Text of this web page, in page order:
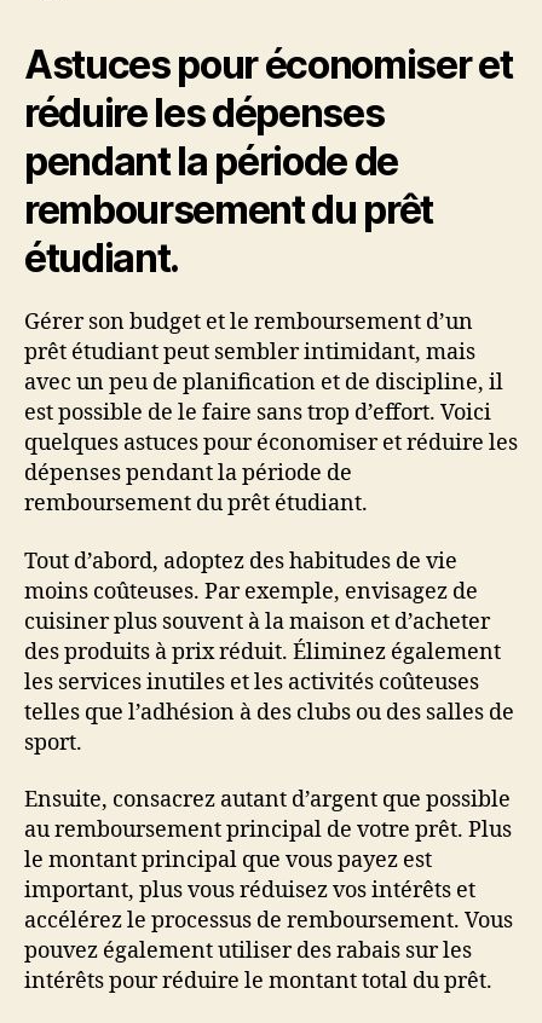
Astuces pour économiser et
réduire les dépenses
pendant la période de
remboursement du prêt
étudiant.
Gérer son budget et le remboursement d’un
prêt étudiant peut sembler intimidant, mais
avec un peu de planification et de discipline, il
est possible de le faire sans trop d’effort. Voici
quelques astuces pour économiser et réduire les
dépenses pendant la période de
remboursement du prêt étudiant.
Tout d’abord, adoptez des habitudes de vie
moins coûteuses. Par exemple, envisagez de
cuisiner plus souvent à la maison et d’acheter
des produits à prix réduit. Éliminez également
les services inutiles et les activités coûteuses
telles que l’adhésion à des clubs ou des salles de
sport.
Ensuite, consacrez autant d’argent que possible
au remboursement principal de votre prêt. Plus
le montant principal que vous payez est
important, plus vous réduisez vos intérêts et
accélérez le processus de remboursement. Vous
pouvez également utiliser des rabais sur les
intérêts pour réduire le montant total du prêt.